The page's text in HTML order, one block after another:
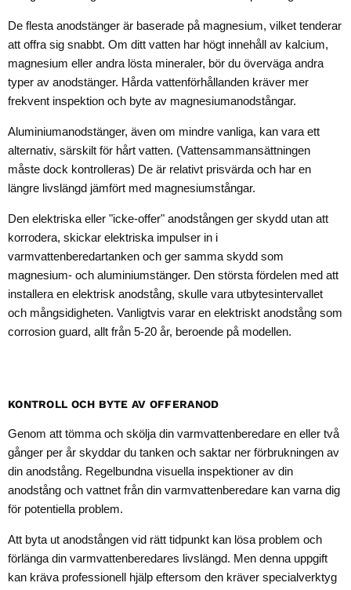
De flesta anodstänger är baserade på magnesium, vilket tenderar
att offra sig snabbt. Om ditt vatten har högt innehåll av kalcium,
magnesium eller andra lösta mineraler, bör du överväga andra
typer av anodstänger. Hårda vattenförhållanden kräver mer
frekvent inspektion och byte av magnesiumanodstångar.
Aluminiumanodstänger, även om mindre vanliga, kan vara ett
alternativ, särskilt för hårt vatten. (Vattensammansättningen
måste dock kontrolleras) De är relativt prisvärda och har en
längre livslängd jämfört med magnesiumstångar.
Den elektriska eller "icke-offer" anodstången ger skydd utan att
korrodera, skickar elektriska impulser in i
varmvattenberedartanken och ger samma skydd som
magnesium- och aluminiumstänger. Den största fördelen med att
installera en elektrisk anodstång, skulle vara utbytesintervallet
och mångsidigheten. Vanligtvis varar en elektriskt anodstång som
corrosion guard, allt från 5-20 år, beroende på modellen.
KONTROLL OCH BYTE AV OFFERANOD
Genom att tömma och skölja din varmvattenberedare en eller två
gånger per år skyddar du tanken och saktar ner förbrukningen av
din anodstång. Regelbundna visuella inspektioner av din
anodstång och vattnet från din varmvattenberedare kan varna dig
för potentiella problem.
Att byta ut anodstången vid rätt tidpunkt kan lösa problem och
förlänga din varmvattenberedares livslängd. Men denna uppgift
kan kräva professionell hjälp eftersom den kräver specialverktyg